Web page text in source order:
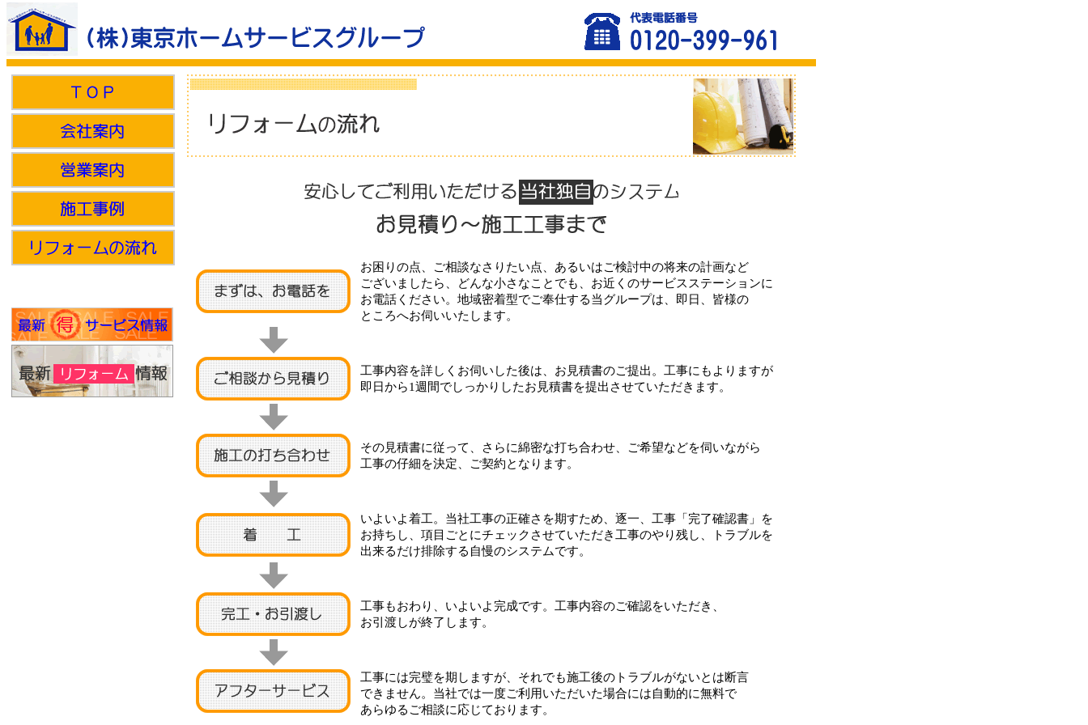
お困りの点、ご相談なさりたい点、あるいはご検討中の将来の計画など
ございましたら、どんな小さなことでも、お近くのサービスステーションに
お電話ください。地域密着型でご奉仕する当グループは、即日、皆様の
ところへお伺いいたします。
工事内容を詳しくお伺いした後は、お見積書のご提出。工事にもよりますが
即日から1週間でしっかりしたお見積書を提出させていただきます。
その見積書に従って、さらに綿密な打ち合わせ、ご希望などを伺いながら
工事の仔細を決定、ご契約となります。
いよいよ着工。当社工事の正確さを期すため、逐一、工事「完了確認書」を
お持ちし、項目ごとにチェックさせていただき工事のやり残し、トラブルを
出来るだけ排除する自慢のシステムです。
工事もおわり、いよいよ完成です。工事内容のご確認をいただき、
お引渡しが終了します。
工事には完璧を期しますが、それでも施工後のトラブルがないとは断言
できません。当社では一度ご利用いただいた場合には自動的に無料で
あらゆるご相談に応じております。